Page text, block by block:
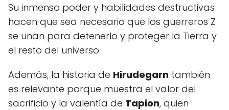
Su inmenso poder y habilidades destructivas
hacen que sea necesario que los guerreros Z
se unan para detenerlo y proteger la Tierra y
el resto del universo.
Además, la historia de Hirudegarn también
es relevante porque muestra el valor del
sacrificio y la valentía de Tapion, quien